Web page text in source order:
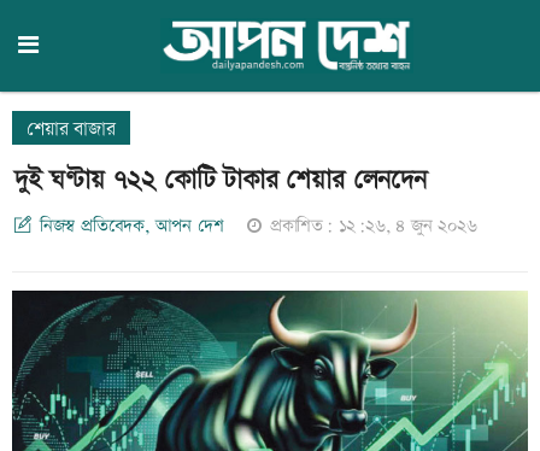
শেয়ার বাজার
দুই ঘণ্টায় ৭২২ কোটি টাকার শেয়ার লেনদেন
নিজস্ব প্রতিবেদক, আপন দেশ প্রকাশিত: ১২:২৬, ৪ জুন ২০২৬